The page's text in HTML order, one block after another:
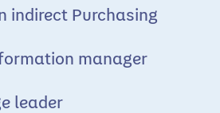
indirect Purchasing
manager
leader